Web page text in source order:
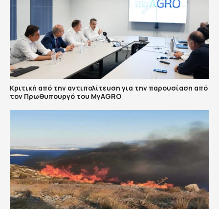
Κριτική από την αντιπολίτευση για την παρουσίαση από
τον Πρωθυπουργό του MyAGRO